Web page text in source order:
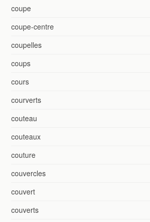
coupe
coupe-centre
coupelles
coups
cours
courverts
couteau
couteaux
couture
couvercles
couvert
couverts